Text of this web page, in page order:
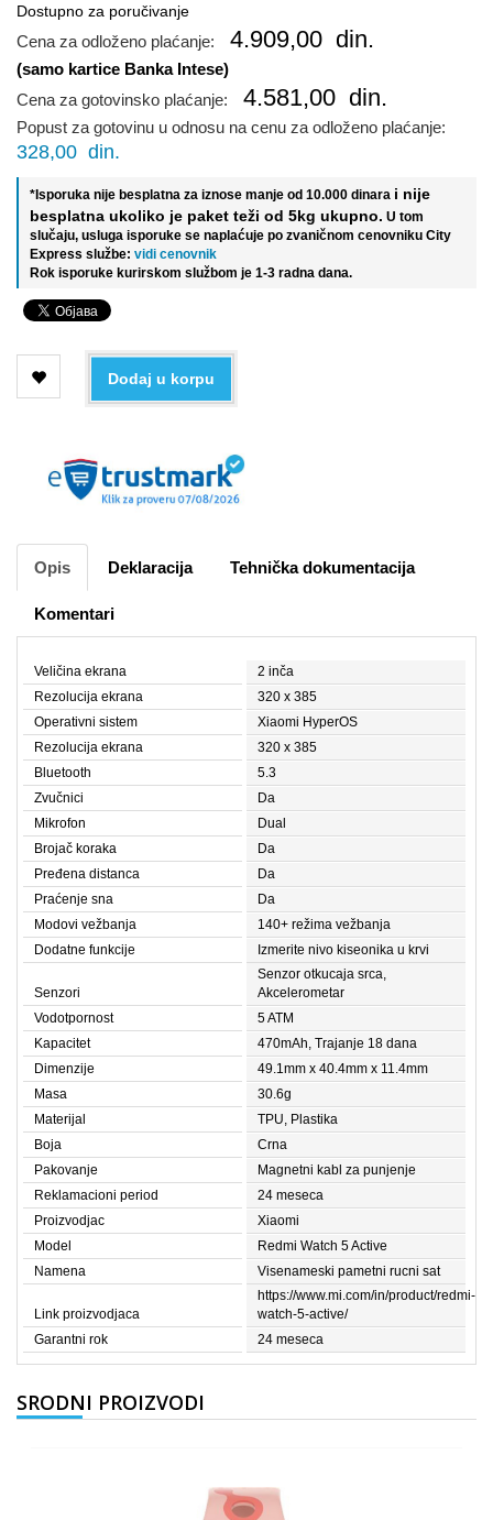
Dostupno za poručivanje
Cena za odloženo plaćanje: 4.909,00 din.
(samo kartice Banka Intese)
Cena za gotovinsko plaćanje:
4.581,00 din.
Popust za gotovinu u odnosu na cenu za odloženo plaćanje:
328,00 din.
*Isporuka nije besplatna za iznose manje od 10.000 dinara i nije
besplatna ukoliko je paket teži od 5kg ukupno. U tom
slučaju, usluga isporuke se naplaćuje po zvaničnom cenovniku City
Express službe: vidi cenovnik
Rok isporuke kurirskom službom je 1-3 radna dana.
Dodaj u korpu
Opis Deklaracija Tehnička dokumentacija
Komentari
Veličina ekrana
2 inča
Rezolucija ekrana
320 x 385
Operativni sistem
Xiaomi HyperOS
Rezolucija ekrana
320 x 385
Bluetooth
5.3
Zvučnici
Da
Mikrofon
Dual
Brojač koraka
Da
Pređena distanca
Da
Praćenje sna
Da
Modovi vežbanja
140+ režima vežbanja
Dodatne funkcije
Izmerite nivo kiseonika u krvi
Senzori
Senzor otkucaja srca,
Akcelerometar
Vodotpornost
5 ATM
Kapacitet
470mAh, Trajanje 18 dana
Dimenzije
49.1mm x 40.4mm x 11.4mm
Masa
30.6g
Materijal
TPU, Plastika
Boja
Crna
Pakovanje
Magnetni kabl za punjenje
Reklamacioni period
24 meseca
Proizvodjac
Xiaomi
Model
Redmi Watch 5 Active
Namena
Visenameski pametni rucni sat
Link proizvodjaca
https://www.mi.com/in/product/redmi-
watch-5-active/
Garantni rok
24 meseca
SRODNI PROIZVODI